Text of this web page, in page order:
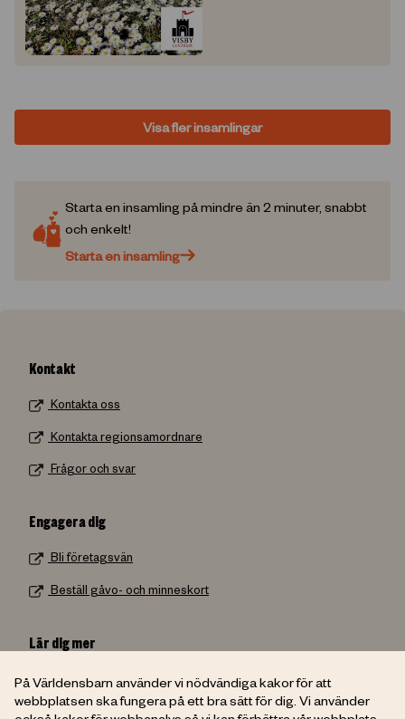
Visa fler insamlingar
Starta en insamling på mindre än 2 minuter, snabbt
och enkelt!
Starta en insamling
Kontakt
Kontakta oss
Kontakta regionsamordnare
Frågor och svar
Engagera dig
Bli företagsvän
Beställ gåvo- och minneskort
Lär dig mer
Beställ material
Skolmaterial från UR
På Världensbarn använder vi nödvändiga kakor för att
webbplatsen ska fungera på ett bra sätt för dig. Vi använder